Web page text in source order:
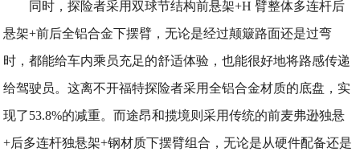
同时，探险者采用双球节结构前悬架+H 臂整体多连杆后
悬架+前后全铝合金下摆臂，无论是经过颠簸路面还是过弯
时，都能给车内乘员充足的舒适体验，也能很好地将路感传递
给驾驶员。这离不开福特探险者采用全铝合金材质的底盘，实
现了53.8%的减重。而途昂和揽境则采用传统的前麦弗逊独悬
+后多连杆独悬架+钢材质下摆臂组合，无论是从硬件配备还是